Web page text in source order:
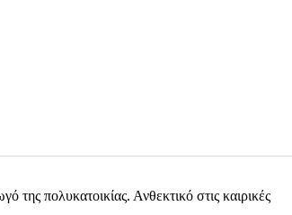
πολυκατοικίας. Ανθεκτικό στις καιρικές